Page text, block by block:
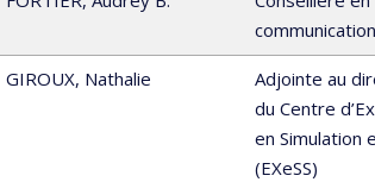
communication
GIROUX, Nathalie
Adjointe au
du Centre
en Simulation
(EXeSS)